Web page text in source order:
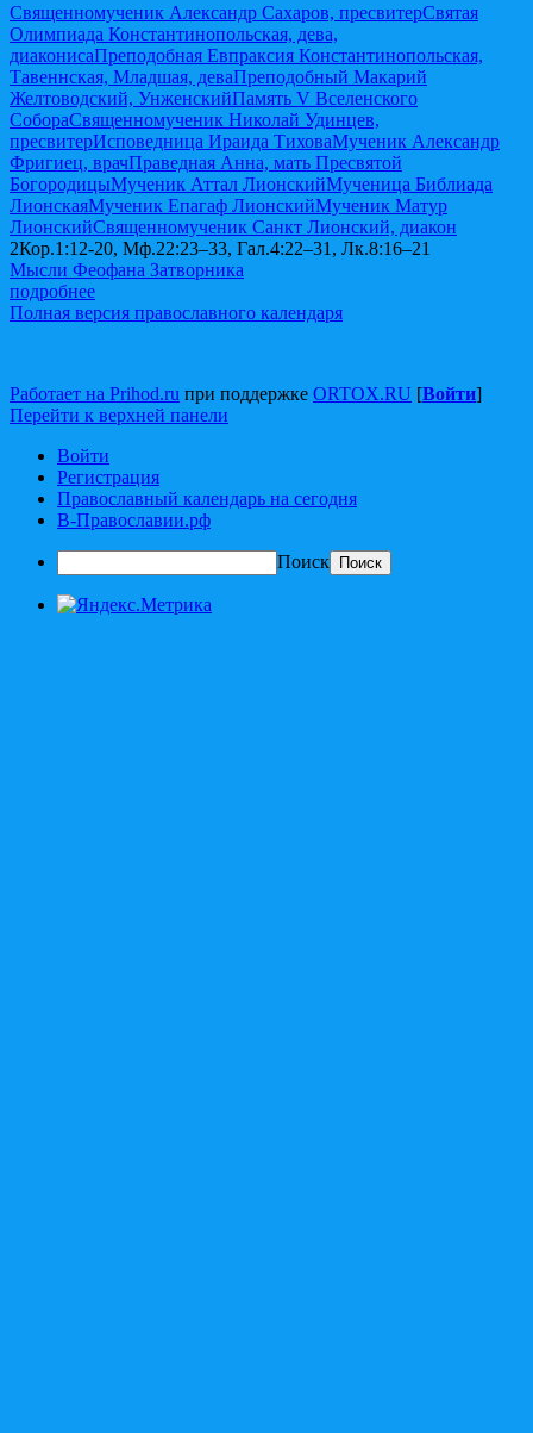
Священномученик Александр Сахаров, пресвитерСвятая
Олимпиада Константинопольская, дева,
диаконисаПреподобная Евпраксия Константинопольская,
Тавеннская, Младшая, деваПреподобный Макарий
Желтоводский, УнженскийПамять V Вселенского
СобораСвященномученик Николай Удинцев,
пресвитерИсповедница Ираида ТиховаМученик Александр
Фригиец, врачПраведная Анна, мать Пресвятой
БогородицыМученик Аттал ЛионскийМученица Библиада
ЛионскаяМученик Епагаф ЛионскийМученик Матур
ЛионскийСвященномученик Санкт Лионский, диакон
2Кор.1:12-20, Мф.22:23–33, Гал.4:22–31, Лк.8:16–21
Мысли Феофана Затворника
подробнее
Полная версия православного календаря
Работает на Prihod.ru при поддержке ORTOX.RU [Войти]
Перейти к верхней панели
Войти
Регистрация
Православный календарь на сегодня
В-Православии.рф
Поиск